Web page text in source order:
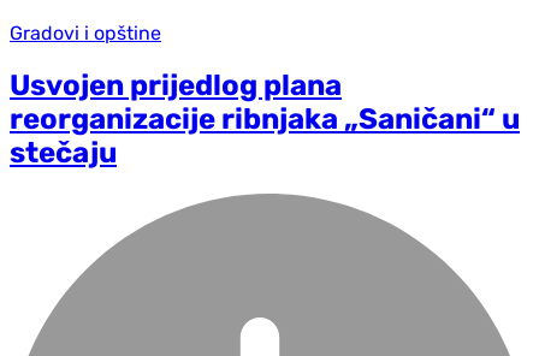
Gradovi i opštine
Usvojen prijedlog plana
reorganizacije ribnjaka „Saničani“ u
stečaju